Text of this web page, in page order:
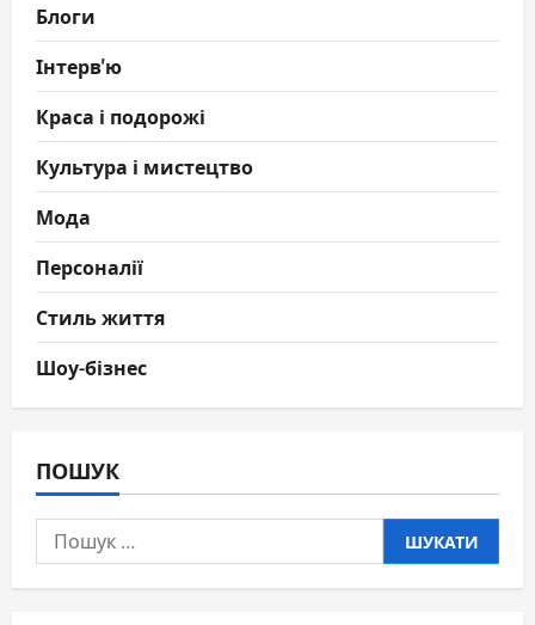
Блоги
Інтерв'ю
Краса і подорожі
Культура і мистецтво
Мода
Персоналії
Стиль життя
Шоу-бізнес
ПОШУК
Пошук: